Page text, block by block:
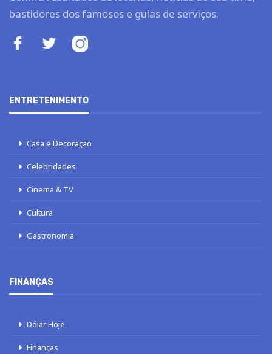
bastidores dos famosos e guias de serviços.
ENTRETENIMENTO
Casa e Decoração
Celebridades
Cinema & TV
Cultura
Gastronomia
FINANÇAS
Dólar Hoje
Finanças